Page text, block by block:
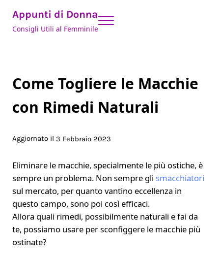
Appunti di Donna
Consigli Utili al Femminile
Menu
Come Togliere le Macchie
con Rimedi Naturali
Aggiornato il 3 Febbraio 2023
Eliminare le macchie, specialmente le più ostiche, è
sempre un problema. Non sempre gli smacchiatori
sul mercato, per quanto vantino eccellenza in
questo campo, sono poi così efficaci.
Allora quali rimedi, possibilmente naturali e fai da
te, possiamo usare per sconfiggere le macchie più
ostinate?